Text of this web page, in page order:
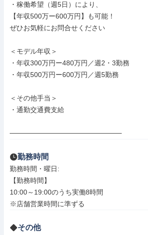
・稼働希望（週5日）により、
【年収500万ー600万円】も可能！
ぜひお気軽にお問合せください
＜モデル年収＞
・年収300万円ー480万円／週2・3勤務
・年収500万円ー600万円／週5勤務
＜その他手当＞
・通勤交通費支給
───────────────────────
勤務時間
勤務時間・曜日:
【勤務時間】
10:00～19:00のうち実働8時間
※店舗営業時間に準ずる
その他